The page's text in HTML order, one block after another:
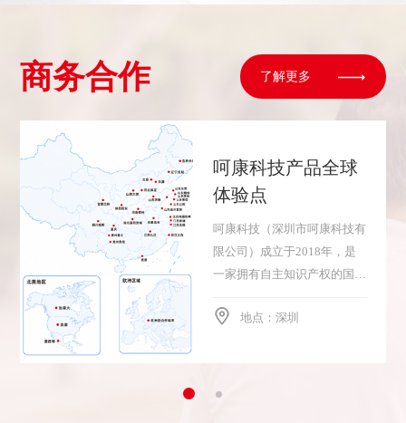
商务合作 了解更多
呵康科技产品全球
体验点
呵康科技（深圳市呵康科技有
限公司）成立于2018年，是
一家拥有自主知识产权的国家
康产业，围绕失能人群及老年
地点：深圳